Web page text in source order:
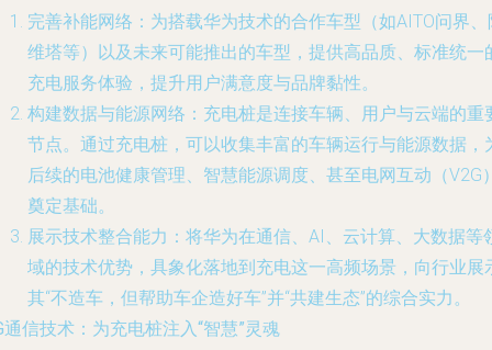
完善补能网络 ：为搭载华为技术的合作车型（如AITO问界、
维塔等）以及未来可能推出的车型，提供高品质、标准统一
充电服务体验，提升用户满意度与品牌黏性。
构建数据与能源网络 ：充电桩是连接车辆、用户与云端的重
节点。通过充电桩，可以收集丰富的车辆运行与能源数据，
后续的电池健康管理、智慧能源调度、甚至电网互动（V2G
奠定基础。
展示技术整合能力 ：将华为在通信、AI、云计算、大数据等
域的技术优势，具象化落地到充电这一高频场景，向行业展
其“不造车，但帮助车企造好车”并“共建生态”的综合实力。
通信技术：为充电桩注入“智慧”灵魂